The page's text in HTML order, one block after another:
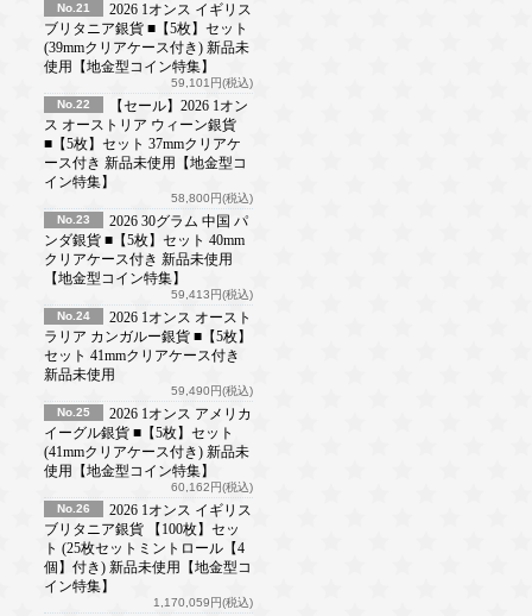
No.21
2026 1オンス イギリス
ブリタニア銀貨 ■【5枚】セット
(39mmクリアケース付き) 新品未
使用【地金型コイン特集】
59,101円(税込)
No.22
【セール】2026 1オン
ス オーストリア ウィーン銀貨
■【5枚】セット 37mmクリアケ
ース付き 新品未使用【地金型コ
イン特集】
58,800円(税込)
No.23
2026 30グラム 中国 パ
ンダ銀貨 ■【5枚】セット 40mm
クリアケース付き 新品未使用
【地金型コイン特集】
59,413円(税込)
No.24
2026 1オンス オースト
ラリア カンガルー銀貨 ■【5枚】
セット 41mmクリアケース付き
新品未使用
59,490円(税込)
No.25
2026 1オンス アメリカ
イーグル銀貨 ■【5枚】セット
(41mmクリアケース付き) 新品未
使用【地金型コイン特集】
60,162円(税込)
No.26
2026 1オンス イギリス
ブリタニア銀貨 【100枚】セッ
ト (25枚セットミントロール【4
個】付き) 新品未使用【地金型コ
イン特集】
1,170,059円(税込)